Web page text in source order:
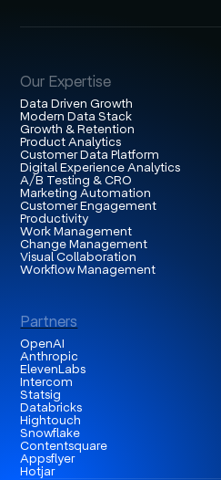
Our Expertise
Data Driven Growth
Modern Data Stack
Growth & Retention
Product Analytics
Customer Data Platform
Digital Experience Analytics
A/B Testing & CRO
Marketing Automation
Customer Engagement
Productivity
Work Management
Change Management
Visual Collaboration
Workflow Management
Partners
OpenAI
Anthropic
ElevenLabs
Intercom
Statsig
Databricks
Hightouch
Snowflake
Contentsquare
Appsflyer
Hotjar